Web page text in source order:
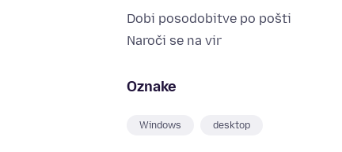
Dobi posodobitve po pošti
Naroči se na vir
Oznake
Windows desktop